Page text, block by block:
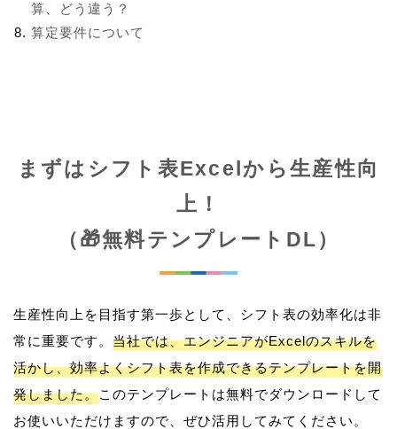
算、どう違う？
算定要件について
まずはシフト表Excelから生産性向
上！
（🎁無料テンプレートDL）
生産性向上を目指す第一歩として、シフト表の効率化は非
常に重要です。 当社では、エンジニアがExcelのスキルを
活かし、効率よくシフト表を作成できるテンプレートを開
発しました。このテンプレートは無料でダウンロードして
お使いいただけますので、ぜひ活用してみてください。